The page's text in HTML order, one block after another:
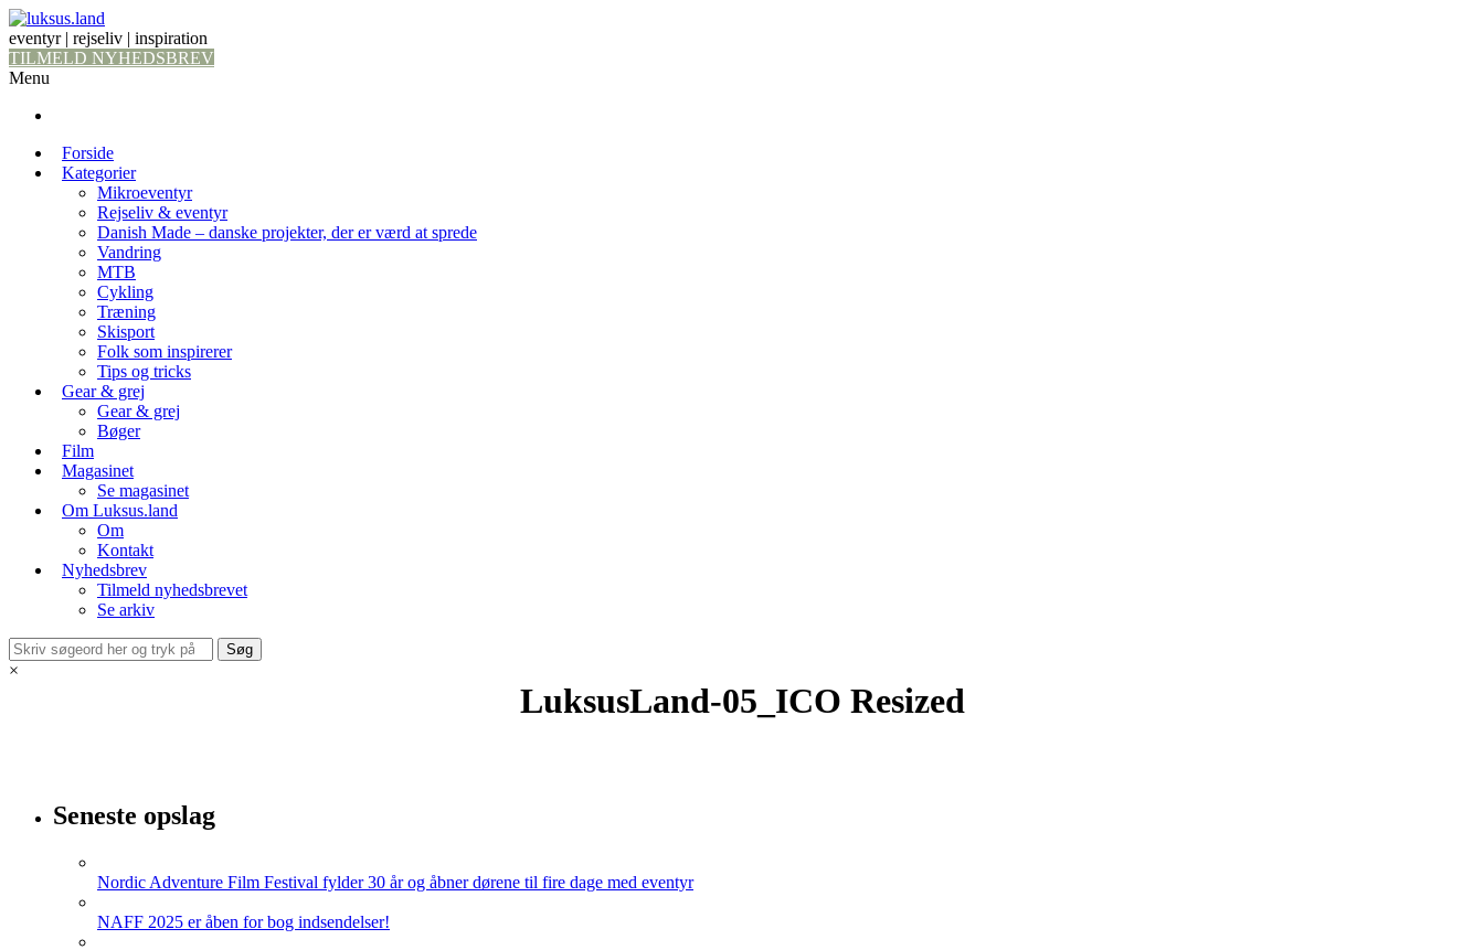
eventyr | rejseliv | inspiration
TILMELD NYHEDSBREV
Menu
Forside
Kategorier
Mikroeventyr
Rejseliv & eventyr
Danish Made – danske projekter, der er værd at sprede
Vandring
MTB
Cykling
Træning
Skisport
Folk som inspirerer
Tips og tricks
Gear & grej
Gear & grej
Bøger
Film
Magasinet
Se magasinet
Om Luksus.land
Om
Kontakt
Nyhedsbrev
Tilmeld nyhedsbrevet
Se arkiv
×
LuksusLand-05_ICO Resized
Seneste opslag
Nordic Adventure Film Festival fylder 30 år og åbner dørene til fire dage med eventyr
NAFF 2025 er åben for bog indsendelser!